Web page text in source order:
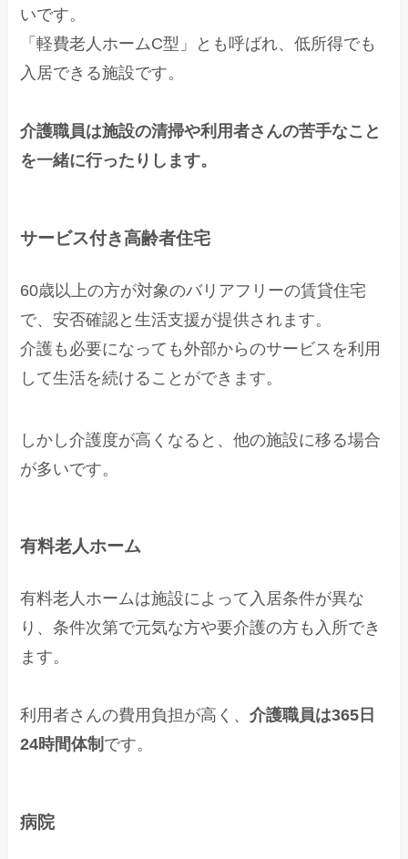
いです。
「軽費老人ホームC型」とも呼ばれ、低所得でも
入居できる施設です。
介護職員は施設の清掃や利用者さんの苦手なこと
を一緒に行ったりします。
サービス付き高齢者住宅
60歳以上の方が対象のバリアフリーの賃貸住宅
で、安否確認と生活支援が提供されます。
介護も必要になっても外部からのサービスを利用
して生活を続けることができます。
しかし介護度が高くなると、他の施設に移る場合
が多いです。
有料老人ホーム
有料老人ホームは施設によって入居条件が異な
り、条件次第で元気な方や要介護の方も入所でき
ます。
利用者さんの費用負担が高く、介護職員は365日
24時間体制 です。
病院